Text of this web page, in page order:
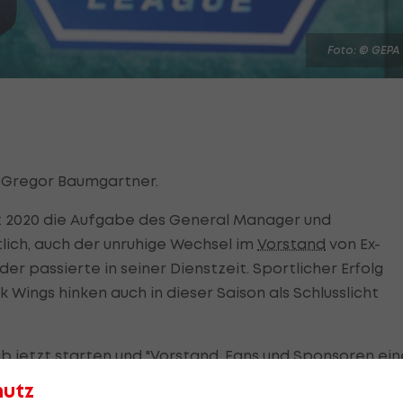
Foto: © GEPA
Baumgartner.
die Aufgabe des General Manager und
auch der unruhige Wechsel im Vorstand von Ex-
passierte in seiner Dienstzeit. Sportlicher Erfolg
hinken auch in dieser Saison als Schlusslicht
jetzt starten und "Vorstand, Fans und Sponsoren
erwarten, wurde vom Vorstand beschlossen, dass